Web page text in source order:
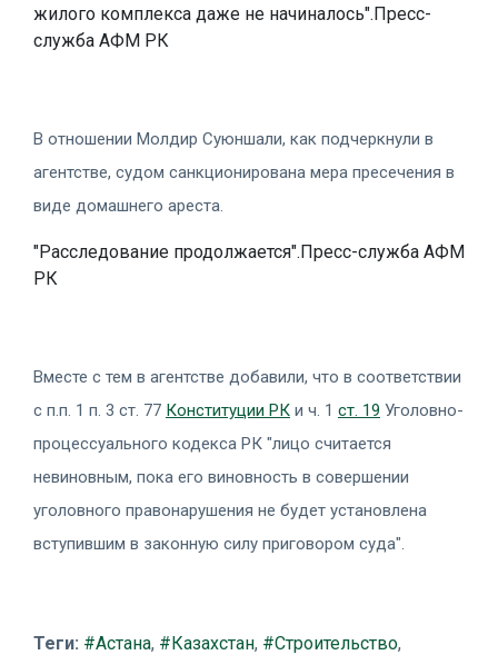
жилого комплекса даже не начиналось".Пресс-
служба АФМ РК
В отношении Молдир Суюншали, как подчеркнули в
агентстве, судом санкционирована мера пресечения в
виде домашнего ареста.
"Расследование продолжается".Пресс-служба АФМ
РК
Вместе с тем в агентстве добавили, что в соответствии
с п.п. 1 п. 3 ст. 77 Конституции РК и ч. 1 ст. 19 Уголовно-
процессуального кодекса РК "лицо считается
невиновным, пока его виновность в совершении
уголовного правонарушения не будет установлена
вступившим в законную силу приговором суда".
Теги: #Астана, #Казахстан, #Строительство,